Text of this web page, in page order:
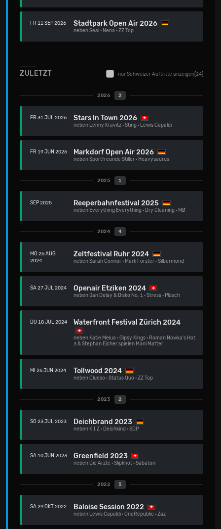
FR 11 SEP 2026 Stadtpark Open Air 2026
nebenSeal · Nena ·ZZ Top
ZULETZT nur Schweizer Auftritte anzeigen [24]
2026 2
FR 31 JUL 2026 Stars In Town 2026
neben Lenny Kravitz·Sting· Lewis Capaldi
FR 19 JUN 2026 Markdorf Open Air 2026
nebenSportfreunde Stiller· Heavysaurus
2025 1
SEP 2025 Reeperbahnfestival 2025
neben Everything Everything· Dry Cleaning· MØ
2024 4
MO 26 AUG
2024
Zeltfestival Ruhr 2024
nebenSarah Connor· Mark Forster·Silbermond
SA 27 JUL 2024 Openair Etziken 2024
nebenJan Delay & Disko No. 1·Stress· Plüsch
DO 18 JUL 2024 Waterfront Festival Zürich 2024
neben Katie Melua ·Gipsy Kings· Roman Nowka's Hot
3 & Stephan Eicher spielen Mani Matter
MI 26 JUN 2024 Tollwood 2024
nebenClueso ·Status Quo ·ZZ Top
2023 2
SO 23 JUL 2023 Deichbrand 2023
neben K.I.Z· Deichkind ·SDP
SA 10 JUN 2023 Greenfield 2023
neben Die Ärzte ·Slipknot·Sabaton
2022 5
SA 29 OKT 2022 Baloise Session 2022
neben Lewis Capaldi·OneRepublic ·Zaz